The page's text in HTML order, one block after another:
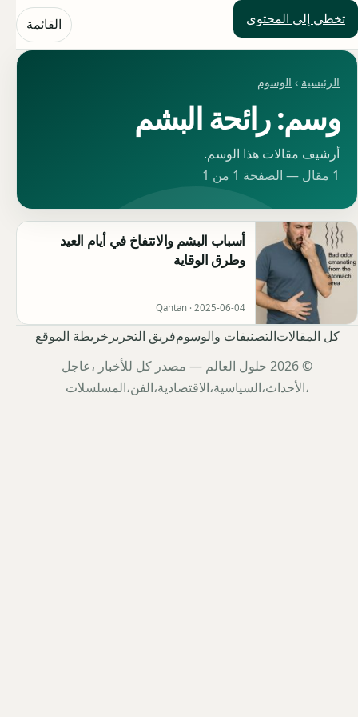
تخطي إلى المحتوى
حلول العالم القائمة
الرئيسية › الوسوم
وسم: رائحة البشم
أرشيف مقالات هذا الوسم.
1 مقال — الصفحة 1 من 1
أسباب البشم والانتفاخ في أيام العيد
وطرق الوقاية
Qahtan · 2025-06-04
كل المقالاتالتصنيفات والوسومفريق التحرير خريطة الموقع
© 2026 حلول العالم — مصدر كل للأخبار ،عاجل
،الأحداث،السياسية،الاقتصادية،الفن،المسلسلات